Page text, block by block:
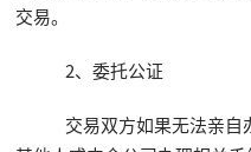
交易。
2、委托公证
交易双方如果无法亲自